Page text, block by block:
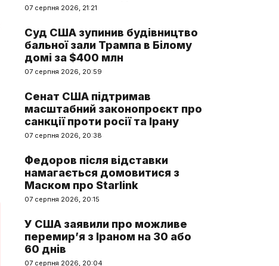
07 серпня 2026, 21:21
Суд США зупинив будівництво
бальної зали Трампа в Білому
домі за $400 млн
07 серпня 2026, 20:59
Сенат США підтримав
масштабний законопроєкт про
санкції проти росії та Ірану
07 серпня 2026, 20:38
Федоров після відставки
намагається домовитися з
Маском про Starlink
07 серпня 2026, 20:15
У США заявили про можливе
перемир’я з Іраном на 30 або
60 днів
07 серпня 2026, 20:04